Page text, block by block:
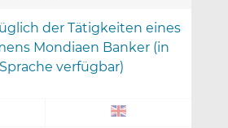
der Tätigkeiten eines
Mondiaen Banker (in
verfügbar)